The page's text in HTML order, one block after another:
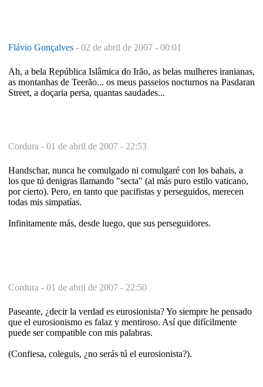
Flávio Gonçalves - 02 de abril de 2007 - 00:01
Ah, a bela República Islâmica do Irão, as belas mulheres iranianas,
as montanhas de Teerão... os meus passeios nocturnos na Pasdaran
Street, a doçaria persa, quantas saudades...
Cordura - 01 de abril de 2007 - 22:53
Handschar, nunca he comulgado ni comulgaré con los bahais, a
los que tú denigras llamando "secta" (al más puro estilo vaticano,
por cierto). Pero, en tanto que pacifistas y perseguidos, merecen
todas mis simpatías.
Infinitamente más, desde luego, que sus perseguidores.
Cordura - 01 de abril de 2007 - 22:50
Paseante, ¿decir la verdad es eurosionista? Yo siempre he pensado
que el eurosionismo es falaz y mentiroso. Así que difícilmente
puede ser compatible con mis palabras.
(Confiesa, coleguis, ¿no serás tú el eurosionista?).